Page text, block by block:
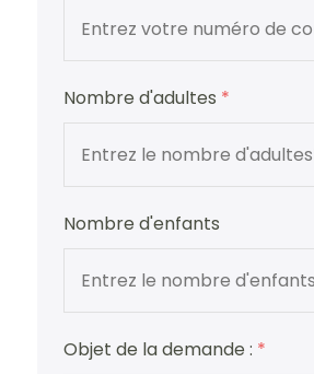
Nombre d'adultes *
Nombre d'enfants
Objet de la demande : *